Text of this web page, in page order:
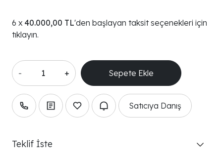
40.000,00 TL'den başlayan taksit seçenekleri için
tıklayın.
- +
Satıcıya Danış
Teklif İste